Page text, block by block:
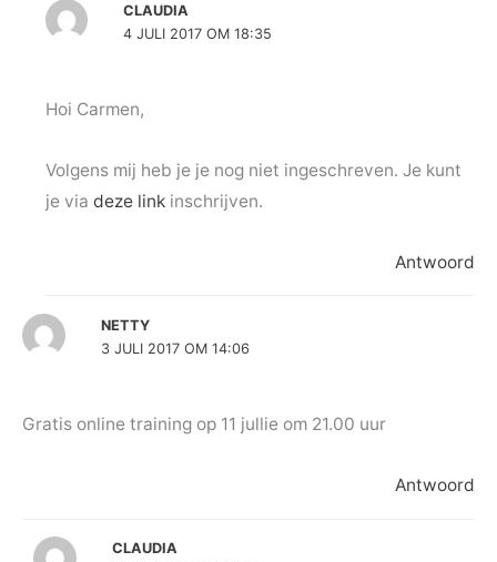
CLAUDIA
4 JULI 2017 OM 18:35
Hoi Carmen,
Volgens mij heb je je nog niet ingeschreven. Je kunt
je via deze linkinschrijven.
Antwoord
NETTY
3 JULI 2017 OM 14:06
Gratis online training op 11 jullie om 21.00 uur
Antwoord
CLAUDIA